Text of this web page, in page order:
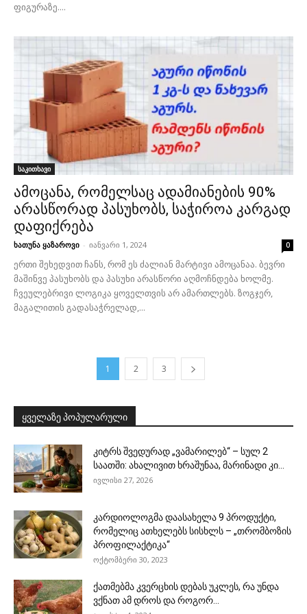
ფიგურაზე....
საკითხავი
ამოცანა, რომელსაც ადამიანების 90%
არასწორად პასუხობს, საჭიროა კარგად
დაფიქრება
ხათუნა ყაზაროვი - იანვარი 1, 2024 0
ერთი შეხედვით ჩანს, რომ ეს ძალიან მარტივი ამოცანაა. ბევრი
მაშინვე პასუხობს და პასუხი არასწორი აღმოჩნდება ხოლმე.
ჩვეულებრივი ლოგიკა ყოველთვის არ ამართლებს. ზოგჯერ,
მაგალითის გადასაჭრელად,...
1 2 3
ყველაზე პოპულარული
კიტრს შვედურად „ვამარილებ“ – სულ 2
საათში: ახალივით ხრაშუნაა, მარინადი კი...
ივლისი 27, 2026
კარდიოლოგმა დაასახელა 9 პროდუქტი,
რომელიც ათხელებს სისხლს – „თრომბოზის
პროფილაქტიკა“
ოქტომბერი 30, 2023
ქათმებმა კვერცხის დებას უკლეს, რა უნდა
ვქნათ ამ დროს და როგორ...